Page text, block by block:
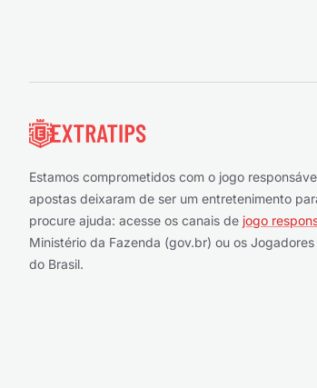
Estamos comprometidos com o jogo
apostas deixaram de ser um entretenimento
procure ajuda: acesse os canais de jogo
Ministério da Fazenda (gov.br) ou os Jogadores
do Brasil.